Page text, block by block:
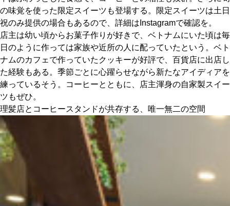
の味覚を使った限定スイーツも登場する。限定スイーツは土日
祝のみ提供の場合もあるので、詳細はInstagramで確認を。
店主は幼い頃からお菓子作りが好きで、ベトナムにいた頃は毎
日のように作っては家族や近所の人に配っていたという。ベト
ナムのカフェで作っていたクッキーが好評で、百貨店に出店し
た経験もある。季節ごとに心躍らせながら新たなアイディアを
練っているそう。コーヒーとともに、店主渾身の自家製スイー
ツもぜひ。
理髪店とコーヒースタンドが共存する、唯一無二の空間